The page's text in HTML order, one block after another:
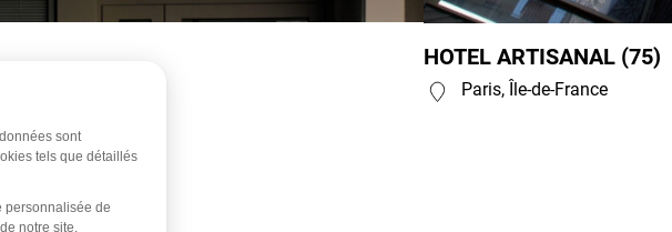
HOTEL ARTISANAL (75)
Paris, Île-de-France